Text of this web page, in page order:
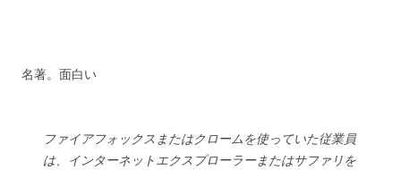
名著。面白い
ファイアフォックスまたはクロームを使っていた従業員
は、インターネットエクスプローラーまたはサファリを